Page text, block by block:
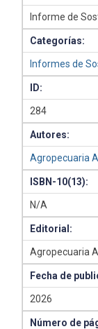
Informe de
Categorías:
Informes de
ID:
284
Autores:
Agropecuaria
ISBN-10(13):
N/A
Editorial:
Agropecuaria
Fecha de
2026
Número de